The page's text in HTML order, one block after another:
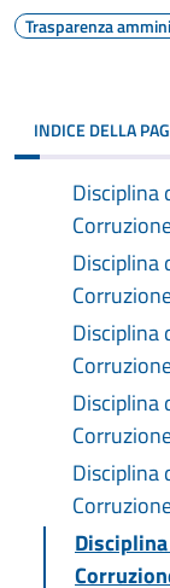
Trasparenza
INDICE DELLA
Disciplina
Disciplina
Disciplina
Disciplina
Disciplina